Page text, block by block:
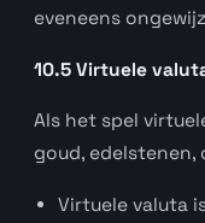
eveneens
10.5 Virtuele
Als het spel
goud,
Virtuele valuta